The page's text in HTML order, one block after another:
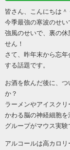
皆さん、こんにちは＾
今季最強の寒波のせい
強風のせいで、裏の
せん！
さて、昨年末から忘
する話題です。
お酒を飲んだ後に、
か？
ラーメンやアイスク
かわる脳の神経細胞
グループがマウス実験
アルコールは高カロリ